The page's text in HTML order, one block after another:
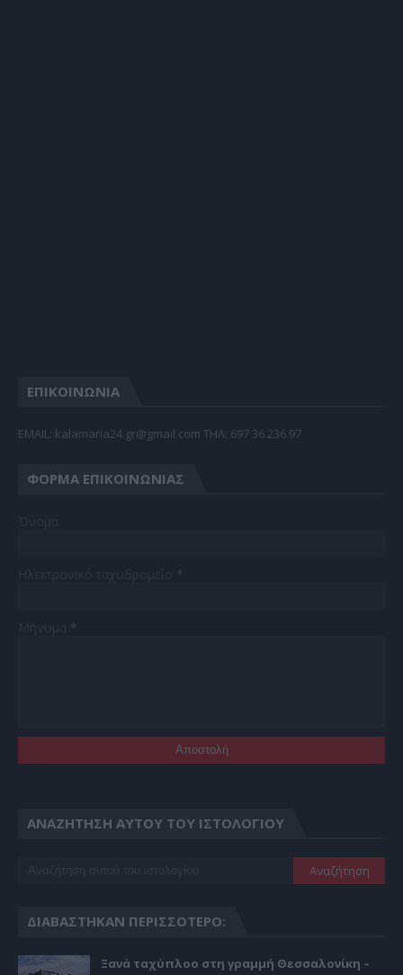
ΕΠΙΚΟΙΝΩΝΙΑ
EMAIL: kalamaria24.gr@gmail.com TΗΛ: 697 36 236 97
ΦΌΡΜΑ ΕΠΙΚΟΙΝΩΝΊΑΣ
ΑΝΑΖΉΤΗΣΗ ΑΥΤΟΎ ΤΟΥ ΙΣΤΟΛΟΓΊΟΥ
ΔΙΑΒΆΣΤΗΚΑΝ ΠΕΡΙΣΣΌΤΕΡΟ:
Ξανά ταχύπλοο στη γραμμή Θεσσαλονίκη –